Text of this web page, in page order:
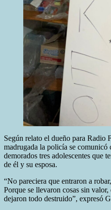
Según relato el dueño para Radio
madrugada la policía se comunicó
demorados tres adolescentes que
de él y su esposa.
“No pareciera que entraron a
Porque se llevaron cosas sin
dejaron todo destruido”, expresó